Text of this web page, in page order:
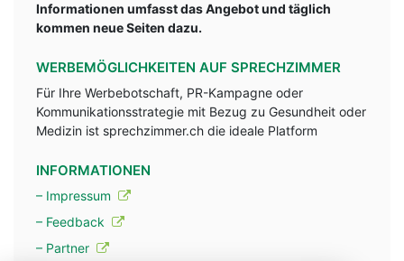
Informationen umfasst das Angebot und täglich
kommen neue Seiten dazu.
WERBEMÖGLICHKEITEN AUF SPRECHZIMMER
Für Ihre Werbebotschaft, PR-Kampagne oder
Kommunikationsstrategie mit Bezug zu Gesundheit oder
Medizin ist sprechzimmer.ch die ideale Platform
INFORMATIONEN
– Impressum
– Feedback
– Partner